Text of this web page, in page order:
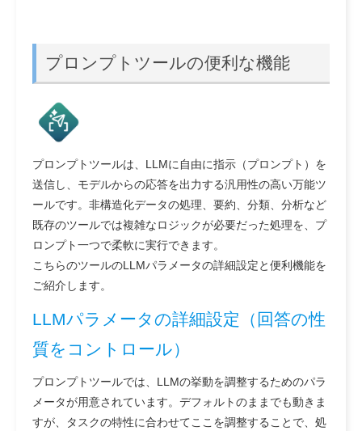
プロンプトツールの便利な機能
プロンプトツールは、LLMに自由に指示（プロンプト）を
送信し、モデルからの応答を出力する汎用性の高い万能ツ
ールです。非構造化データの処理、要約、分類、分析など
既存のツールでは複雑なロジックが必要だった処理を、プ
ロンプト一つで柔軟に実行できます。
こちらのツールのLLMパラメータの詳細設定と便利機能を
ご紹介します。
LLMパラメータの詳細設定（回答の性
質をコントロール）
プロンプトツールでは、LLMの挙動を調整するためのパラ
メータが用意されています。デフォルトのままでも動きま
すが、タスクの特性に合わせてここを調整することで、処